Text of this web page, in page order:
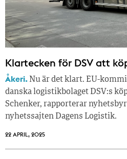
Klartecken för DSV att
Åkeri. Nu är det klart. EU-
danska logistikbolaget DSV:s
Schenker, rapporterar
nyhetssajten Dagens Logistik.
22 APRIL, 2025